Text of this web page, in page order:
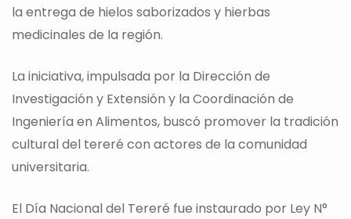
la entrega de hielos saborizados y hierbas
medicinales de la región.
La iniciativa, impulsada por la Dirección de
Investigación y Extensión y la Coordinación de
Ingeniería en Alimentos, buscó promover la tradición
cultural del tereré con actores de la comunidad
universitaria.
El Día Nacional del Tereré fue instaurado por Ley N°